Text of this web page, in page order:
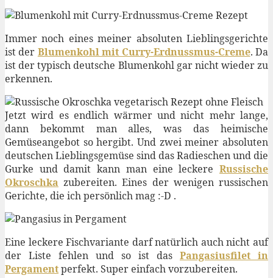
Immer noch eines meiner absoluten Lieblingsgerichte
ist der Blumenkohl mit Curry-Erdnussmus-Creme. Da
ist der typisch deutsche Blumenkohl gar nicht wieder zu
erkennen.
Jetzt wird es endlich wärmer und nicht mehr lange,
dann bekommt man alles, was das heimische
Gemüseangebot so hergibt. Und zwei meiner absoluten
deutschen Lieblingsgemüse sind das Radieschen und die
Gurke und damit kann man eine leckere Russische
Okroschka zubereiten. Eines der wenigen russischen
Gerichte, die ich persönlich mag :-D .
Eine leckere Fischvariante darf natürlich auch nicht auf
der Liste fehlen und so ist das Pangasiusfilet in
Pergamentperfekt. Super einfach vorzubereiten.